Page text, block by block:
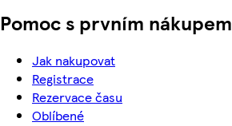
Pomoc s prvním nákupem
Jak nakupovat
Registrace
Rezervace času
Oblíbené